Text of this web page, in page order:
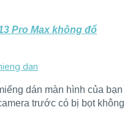
Pro Max không đổ
dán màn hình của bạn
trước có bị bọt không